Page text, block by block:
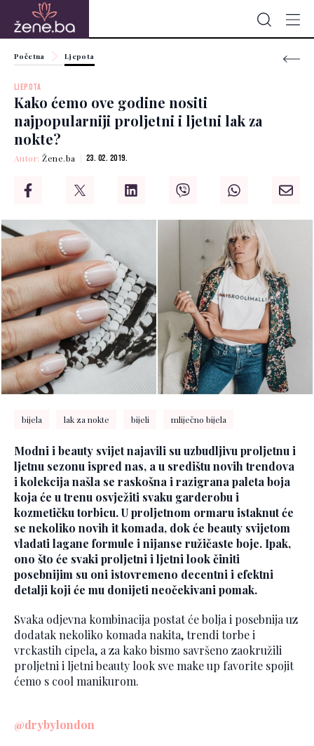
Početna Ljepota
LJEPOTA
Kako ćemo ove godine nositi
najpopularniji proljetni i ljetni lak za
nokte?
Autor:Žene.ba 23. 02. 2019.
bijela lak za nokte bijeli mliječno bijela
Modni i beauty svijet najavili su uzbudljivu proljetnu i
ljetnu sezonu ispred nas, a u središtu novih trendova
i kolekcija našla se raskošna i razigrana paleta boja
koja će u trenu osvježiti svaku garderobu i
kozmetičku torbicu. U proljetnom ormaru istaknut će
se nekoliko novih it komada, dok će beauty svijetom
vladati lagane formule i nijanse ružičaste boje. Ipak,
ono što će svaki proljetni i ljetni look činiti
posebnijim su oni istovremeno decentni i efektni
detalji koji će mu donijeti neočekivani pomak.
Svaka odjevna kombinacija postat će bolja i posebnija uz
dodatak nekoliko komada nakita, trendi torbe i
vrckastih cipela, a za kako bismo savršeno zaokružili
proljetni i ljetni beauty look sve make up favorite spojit
ćemo s cool manikurom.
@drybylondon